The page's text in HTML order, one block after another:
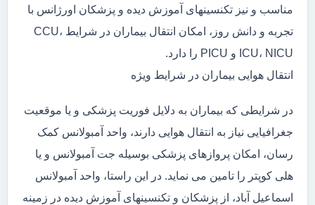
مناسب و نیز تکنسینهای آموزش دیده و پزشکان اورژانس با
تجربه و دانش روز، امکان انتقال بیماران در شرایط CCU،
ICU، NICU و PICU را دارد.
انتقال هوایی بیماران در شرایط ویژه
در شرایطی که بیماران به دلایل فوریت پزشکی و یا موقعیت
جغرافیایی نیاز به انتقال هوایی دارند، واحد آمبولانس کمک
رسان، امکان پروازهای پزشکی بوسیله جت آمبولانس و یا
هلی کوپتر را تامین می نماید. در این راستا، واحد آمبولانس
اسماعیل آباد، از پزشکان و تکنسینهای آموزش دیده در زمینه